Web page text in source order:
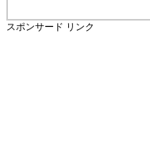
スポンサード リンク